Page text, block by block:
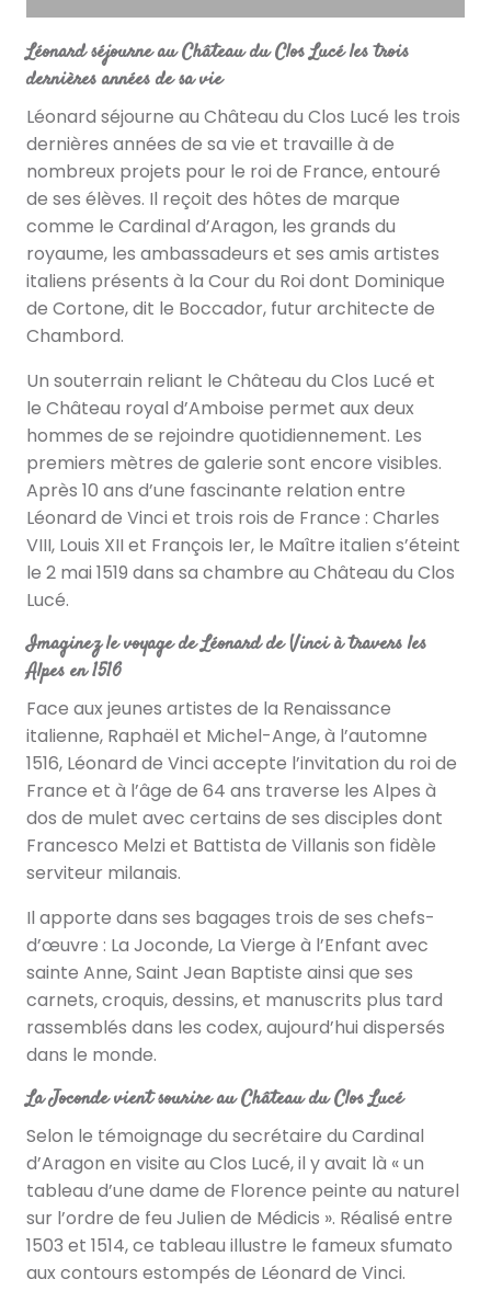
Léonard séjourne au Château du Clos Lucé les trois
dernières années de sa vie
Léonard séjourne au Château du Clos Lucé les trois
dernières années de sa vie et travaille à de
nombreux projets pour le roi de France, entouré
de ses élèves. Il reçoit des hôtes de marque
comme le Cardinal d’Aragon, les grands du
royaume, les ambassadeurs et ses amis artistes
italiens présents à la Cour du Roi dont Dominique
de Cortone, dit le Boccador, futur architecte de
Chambord.
Un souterrain reliant le Château du Clos Lucé et
le Château royal d’Amboise permet aux deux
hommes de se rejoindre quotidiennement. Les
premiers mètres de galerie sont encore visibles.
Après 10 ans d’une fascinante relation entre
Léonard de Vinci et trois rois de France : Charles
VIII, Louis XII et François Ier, le Maître italien s’éteint
le 2 mai 1519 dans sa chambre au Château du Clos
Lucé.
Imaginez le voyage de Léonard de Vinci à travers les
Alpes en 1516
Face aux jeunes artistes de la Renaissance
italienne, Raphaël et Michel-Ange, à l’automne
1516, Léonard de Vinci accepte l’invitation du roi de
France et à l’âge de 64 ans traverse les Alpes à
dos de mulet avec certains de ses disciples dont
Francesco Melzi et Battista de Villanis son fidèle
serviteur milanais.
Il apporte dans ses bagages trois de ses chefs-
d’œuvre : La Joconde, La Vierge à l’Enfant avec
sainte Anne, Saint Jean Baptiste ainsi que ses
carnets, croquis, dessins, et manuscrits plus tard
rassemblés dans les codex, aujourd’hui dispersés
dans le monde.
La Joconde vient sourire au Château du Clos Lucé
Selon le témoignage du secrétaire du Cardinal
d’Aragon en visite au Clos Lucé, il y avait là « un
tableau d’une dame de Florence peinte au naturel
sur l’ordre de feu Julien de Médicis ». Réalisé entre
1503 et 1514, ce tableau illustre le fameux sfumato
aux contours estompés de Léonard de Vinci.